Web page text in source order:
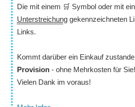
Die mit einem 🛒 Symbol oder mit
Unterstreichunggekennzeichneten
Links.
Kommt darüber ein Einkauf
Provision- ohne Mehrkosten für Sie!
Vielen Dank im voraus!